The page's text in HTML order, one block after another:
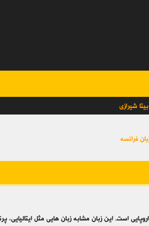
شیرازی
فرانسه
است. این زبان مشابه زبان هایی مثل ایتالیایی،